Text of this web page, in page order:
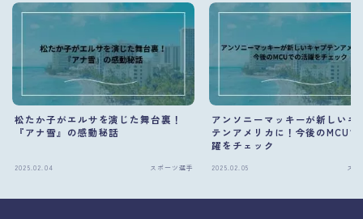
松たか子がエルサを演じた舞台裏！
『アナ雪』の感動秘話
2025.02.04 スポーツ選手
アンソニーマッキーが新しいキ
テンアメリカに！今後のMCUで
躍をチェック
2025.02.05 ス